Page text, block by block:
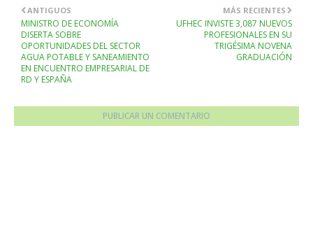
MÁS RECIENTES
UFHEC INVISTE 3,087 NUEVOS
PROFESIONALES EN SU
TRIGÉSIMA NOVENA
GRADUACIÓN
ANTIGUOS
MINISTRO DE ECONOMÍA
DISERTA SOBRE
OPORTUNIDADES DEL SECTOR
AGUA POTABLE Y SANEAMIENTO
EN ENCUENTRO EMPRESARIAL DE
RD Y ESPAÑA
PUBLICAR UN COMENTARIO